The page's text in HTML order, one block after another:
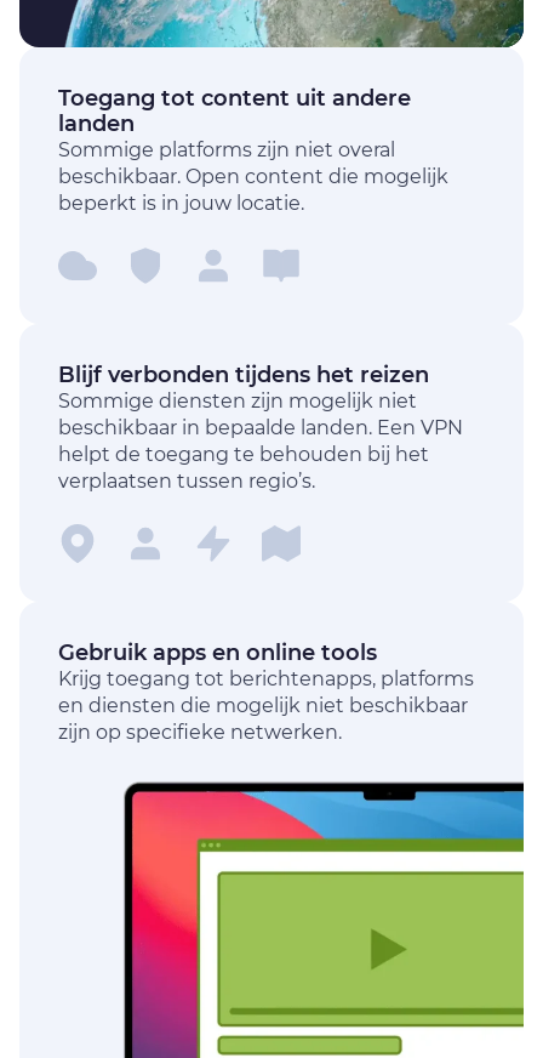
Toegang tot content uit andere
landen
Sommige platforms zijn niet overal
beschikbaar. Open content die mogelijk
beperkt is in jouw locatie.
Blijf verbonden tijdens het reizen
Sommige diensten zijn mogelijk niet
beschikbaar in bepaalde landen. Een VPN
helpt de toegang te behouden bij het
verplaatsen tussen regio’s.
Gebruik apps en online tools
Krijg toegang tot berichtenapps, platforms
en diensten die mogelijk niet beschikbaar
zijn op specifieke netwerken.